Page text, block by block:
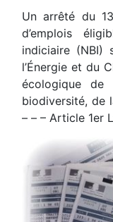
Un arrêté du
d’emplois
indiciaire (NBI)
l’Énergie et du
écologique
biodiversité, de
– – – Article 1er